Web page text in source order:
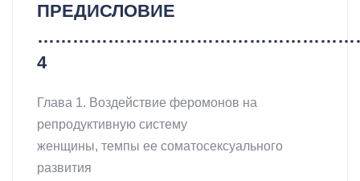
ПРЕДИСЛОВИЕ
4
Глава 1. Воздействие феромонов на
репродуктивную систему
женщины, темпы ее соматосексуального
развития